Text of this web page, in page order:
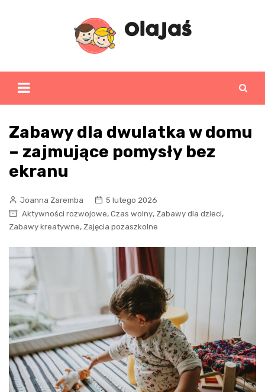
Zabawy dla dwulatka w domu
– zajmujące pomysły bez
ekranu
Joanna Zaremba
5 lutego 2026
Aktywności rozwojowe, Czas wolny, Zabawy dla dzieci,
Zabawy kreatywne, Zajęcia pozaszkolne